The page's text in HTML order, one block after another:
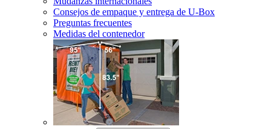
Consejos de empaque y entrega de U-Box
Preguntas frecuentes
Medidas del contenedor